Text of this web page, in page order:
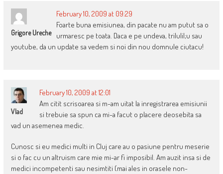
Grigore Ureche
February 10, 2009 at 09:29
Foarte buna emisiunea, din pacate nu am putut sa o
urmaresc pe toata. Daca e pe undeva, trilulil;u sau
youtube, da un update sa vedem si noi din nou domnule ciutacu!
Vlad
February 10, 2009 at 12:01
Am citit scrisoarea si m-am uitat la inregistrarea emisiunii
si trebuie sa spun ca mi-a facut o placere deosebita sa
vad un asemenea medic.
Cunosc si eu medici multi in Cluj care au o pasiune pentru meserie
si o fac cu un altruism care mie mi-ar fi imposibil. Am auzit insa si de
medici incompetenti sau nesimtiti (mai ales in orasele non-